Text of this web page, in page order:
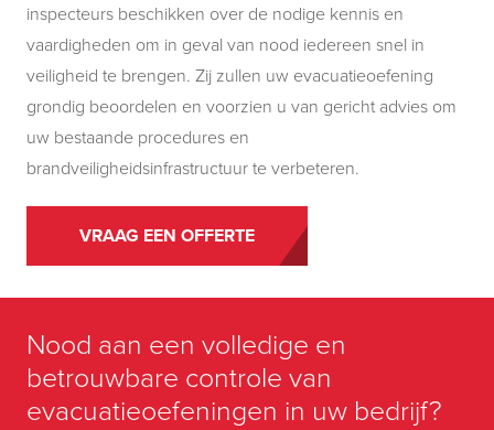
inspecteurs beschikken over de nodige kennis en
vaardigheden om in geval van nood iedereen snel in
veiligheid te brengen. Zij zullen uw evacuatieoefening
grondig beoordelen en voorzien u van gericht advies om
uw bestaande procedures en
brandveiligheidsinfrastructuur te verbeteren.
VRAAG EEN OFFERTE
Nood aan een volledige en
betrouwbare controle van
evacuatieoefeningen in uw bedrijf?